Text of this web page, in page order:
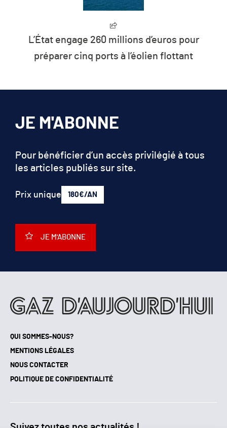
L’État engage 260 millions d’euros pour
préparer cinq ports à l’éolien flottant
QUI SOMMES-NOUS?
MENTIONS LÉGALES
NOUS CONTACTER
POLITIQUE DE CONFIDENTIALITÉ
JE M'ABONNE
Pour bénéficier d’un accès privilégié à tous
les articles publiés sur site.
Prix unique 180€/AN
JE M'ABONNE